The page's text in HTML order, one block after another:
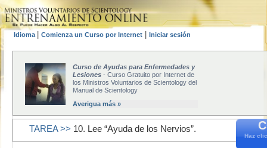
Idioma Comienza un Curso por Internet Iniciar sesión
Curso de Ayudas para Enfermedades y
Lesiones - Curso Gratuito por Internet de
los Ministros Voluntarios de Scientology del
Manual de Scientology
Averigua más »
Haz
TAREA >> 10. Lee “Ayuda de los Nervios”.